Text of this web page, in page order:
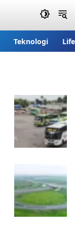
Teknologi